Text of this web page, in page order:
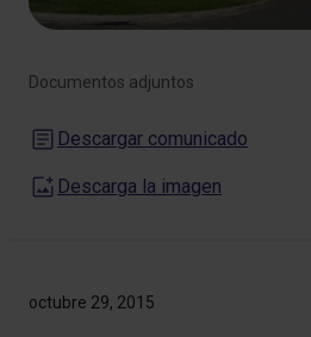
octubre 29, 2015
Documentos adjuntos
Descargar comunicado
Descarga la imagen